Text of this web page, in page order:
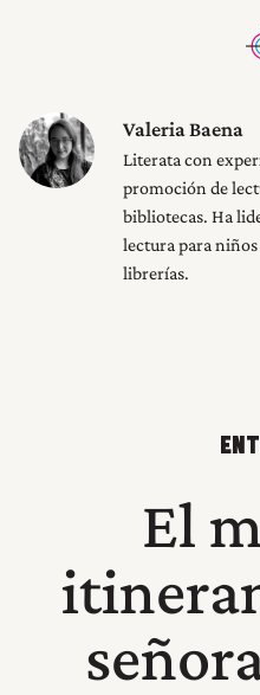
Valeria Baena
Literata con
promoción de
bibliotecas. Ha
lectura para
librerías.
El